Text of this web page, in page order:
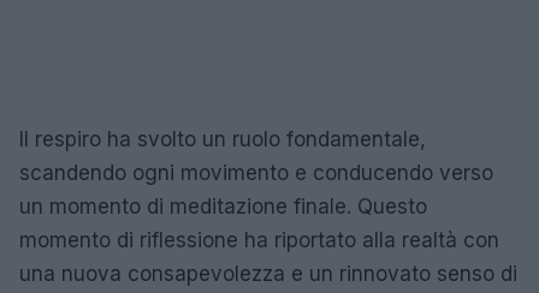
Il respiro ha svolto un ruolo fondamentale,
scandendo ogni movimento e conducendo verso
un momento di meditazione finale. Questo
momento di riflessione ha riportato alla realtà con
una nuova consapevolezza e un rinnovato senso di